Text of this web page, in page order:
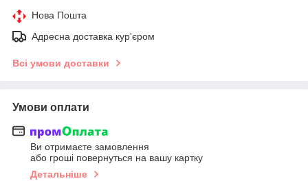
Нова Пошта
Адресна доставка кур'єром
Всі умови доставки
Умови оплати
Ви отримаєте замовлення
або гроші повернуться на вашу картку
Детальніше